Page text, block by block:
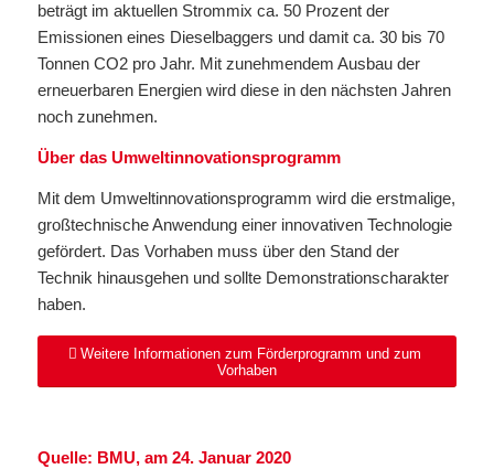
beträgt im aktuellen Strommix ca. 50 Prozent der
Emissionen eines Dieselbaggers und damit ca. 30 bis 70
Tonnen CO2 pro Jahr. Mit zunehmendem Ausbau der
erneuerbaren Energien wird diese in den nächsten Jahren
noch zunehmen.
Über das Umweltinnovationsprogramm
Mit dem Umweltinnovationsprogramm wird die erstmalige,
großtechnische Anwendung einer innovativen Technologie
gefördert. Das Vorhaben muss über den Stand der
Technik hinausgehen und sollte Demonstrationscharakter
haben.
Weitere Informationen zum Förderprogramm und zum
Vorhaben
Quelle: BMU, am 24. Januar 2020